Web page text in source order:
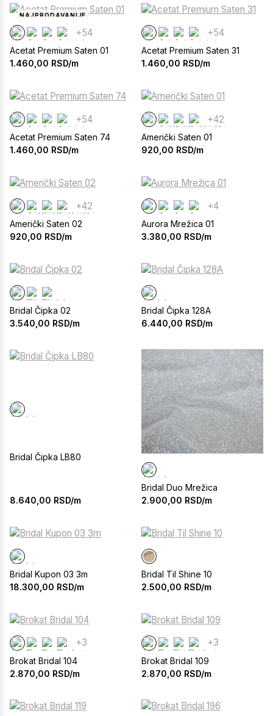
NAJPRODAVANIJE
+54
Acetat Premium Saten 01
1.460,00 RSD/m
+54
Acetat Premium Saten 31
1.460,00 RSD/m
+54
Acetat Premium Saten 74
1.460,00 RSD/m
+42
Američki Saten 01
920,00 RSD/m
+42
Američki Saten 02
920,00 RSD/m
+4
Aurora Mrežica 01
3.380,00 RSD/m
Bridal Čipka 02
3.540,00 RSD/m
Bridal Čipka 128A
6.440,00 RSD/m
Bridal Čipka LB80
8.640,00 RSD/m
Bridal Duo Mrežica
2.900,00 RSD/m
Bridal Kupon 03 3m
18.300,00 RSD/m
Bridal Til Shine 10
2.500,00 RSD/m
+3
Brokat Bridal 104
2.870,00 RSD/m
+3
Brokat Bridal 109
2.870,00 RSD/m